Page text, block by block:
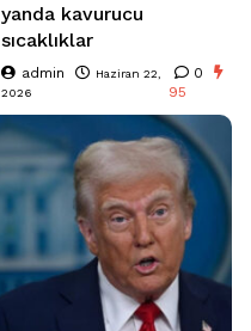
yanda kavurucu
sıcaklıklar
admin
Haziran 22,
2026
0
95